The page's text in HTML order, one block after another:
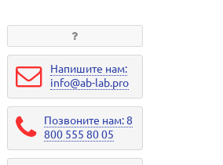
Напишите нам:
info@ab-lab.pro
Позвоните нам: 8
800 555 80 05